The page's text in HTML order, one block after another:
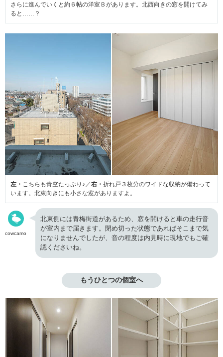
さらに進んでいくと約６帖の洋室Ｂがあります。北西向きの窓を開けてみ
ると……？
左・ こちらも青空たっぷり♪／右・ 折れ戸３枚分のワイドな収納が備わって
います。北東向きにも小さな窓がありますよ。
cowcamo
北東側には青梅街道があるため、窓を開けると車の走行音
が室内まで届きます。閉め切った状態であればそこまで気
になりませんでしたが、音の程度は内見時に現地でもご確
認くださいね。
もうひとつの個室へ